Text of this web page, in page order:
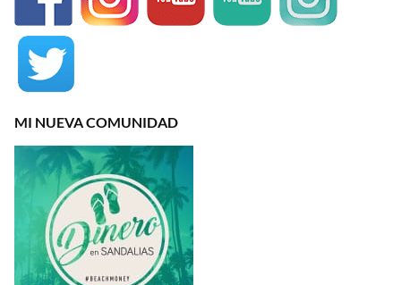
MI NUEVA COMUNIDAD